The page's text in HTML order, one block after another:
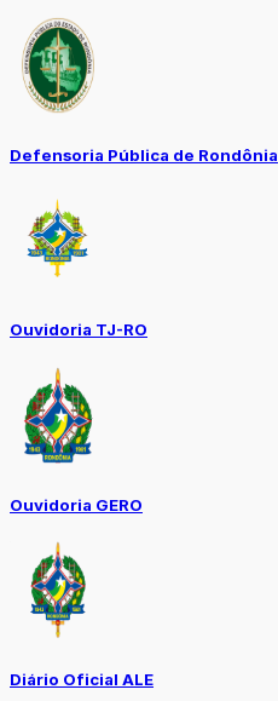
Defensoria Pública de Rondônia
Ouvidoria TJ-RO
Ouvidoria GERO
Diário Oficial ALE